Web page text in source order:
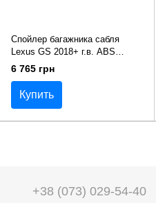
Спойлер багажника сабля
Lexus GS 2018+ г.в. ABS
пластик
6 765 грн
Купить
+38 (073) 029-54-40